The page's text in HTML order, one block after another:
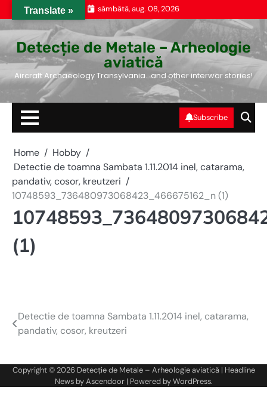
to
sâmbătă, aug. 08, 2026
Detecție de Metale – Arheologie
aviatică
Aircraft Archaeology Transylvania…and other interwar stories!
Subscribe
Home
Hobby
Detectie de toamna Sambata 1.11.2014 inel, catarama,
pandativ, cosor, kreutzeri
10748593_736480973068423_466675162_n (1)
(1)
Navigare
în
articole
Detectie de toamna Sambata 1.11.2014 inel, catarama,
pandativ, cosor, kreutzeri
Copyright © 2026 Detecție de Metale – Arheologie aviatică| Headline
News byAscendoor| Powered byWordPress.
Translate »